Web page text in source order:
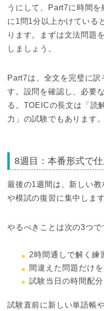
うにして、Part7に時間
に1問1分以上かけている
ります。まずは文法問題
しましょう。
Part7は、全文を完璧に
す。設問を確認し、必要
る。TOEICの長文は「読
力」の試験でもあります。
8週目：本番形式で
最後の1週間は、新しい
や模試の復習に集中します
やるべきことは次の3つで
2時間通しで解く練
間違えた問題だけ
試験当日の時間配
試験直前に新しい単語帳